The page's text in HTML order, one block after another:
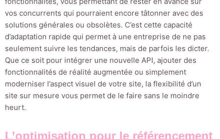
vos concurrents qui pourraient encore tâtonner avec des
solutions générales ou obsolètes. C’est cette capacité
d’adaptation rapide qui permet à une entreprise de ne pas
seulement suivre les tendances, mais de parfois les dicter.
Que ce soit pour intégrer une nouvelle API, ajouter des
fonctionnalités de réalité augmentée ou simplement
moderniser l’aspect visuel de votre site, la flexibilité d’un
site sur mesure vous permet de le faire sans le moindre
heurt.
L’optimisation pour le référencement